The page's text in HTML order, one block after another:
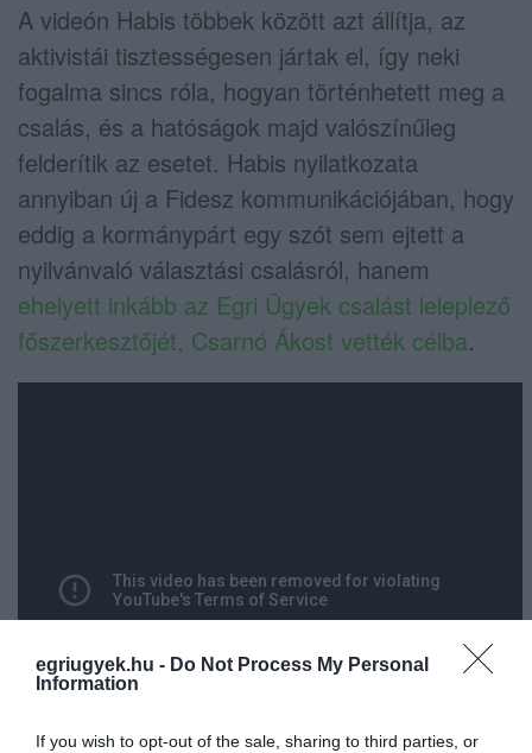
egriugyek.hu - Do Not Process My Personal
Information
If you wish to opt-out of the sale, sharing to third parties, or
A videón Habis többek között azt állítja, az
aktivistái tisztességesen jártak el, így neki
fogalma sincs róla, hogyan történhetett meg a
csalás, és a hatóságok majd valószínűleg
felderítik az esetet. Habis nyilatkozata
annyiban új a Fidesz kommunikációjában, hogy
eddig a kormánypárt egy szót sem ejtett a
nyilvánvaló választási csalásról, hanem
ehelyett inkább az Egri Ügyek csalást leleplező
főszerkesztőjét, Csarnó Ákost vették célba.